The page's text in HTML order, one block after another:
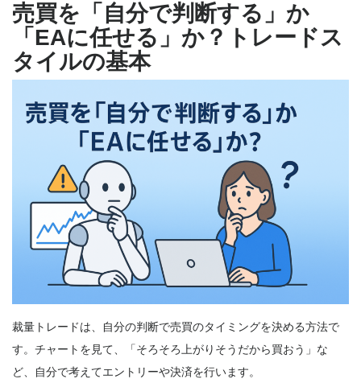
売買を「自分で判断する」か
「EAに任せる」か？トレードス
タイルの基本
裁量トレードは、自分の判断で売買のタイミングを決める方法で
す。チャートを見て、「そろそろ上がりそうだから買おう」な
ど、自分で考えてエントリーや決済を行います。